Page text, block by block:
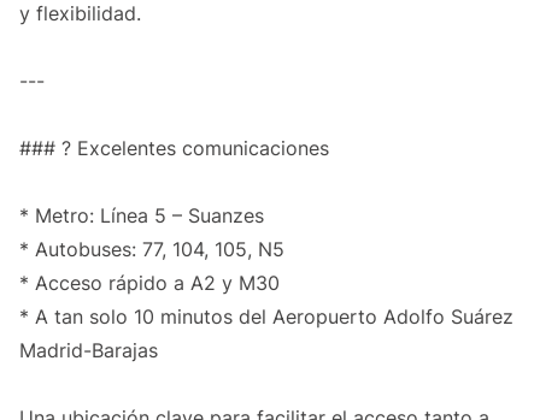
y flexibilidad.
---
### ? Excelentes comunicaciones
* Metro: Línea 5 – Suanzes
* Autobuses: 77, 104, 105, N5
* Acceso rápido a A2 y M30
* A tan solo 10 minutos del Aeropuerto Adolfo Suárez
Madrid-Barajas